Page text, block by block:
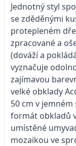
Jednotný styl
se zděděnými
protepleném
zpracované a
(dováží a
vyznačuje
zajímavou
velké obklady
50 cm v
formát obkladů
umístěné
mozaikou ve